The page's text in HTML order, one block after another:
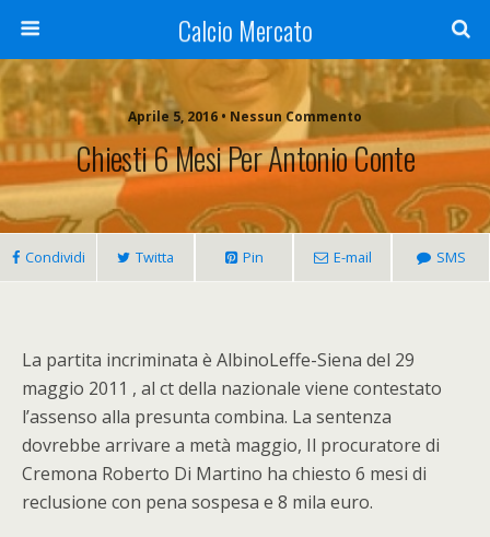
Calcio Mercato
Aprile 5, 2016 • Nessun Commento
Chiesti 6 Mesi Per Antonio Conte
Condividi Twitta Pin E-mail SMS
La partita incriminata è AlbinoLeffe-Siena del 29
maggio 2011 , al ct della nazionale viene contestato
l’assenso alla presunta combina. La sentenza
dovrebbe arrivare a metà maggio, Il procuratore di
Cremona Roberto Di Martino ha chiesto 6 mesi di
reclusione con pena sospesa e 8 mila euro.